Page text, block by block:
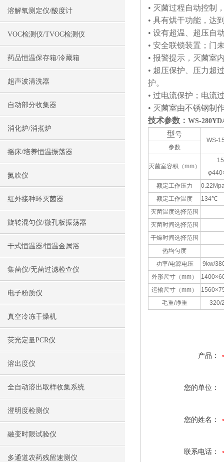
溶解氧测定仪/酸度计
VOC检测仪/TVOC检测仪
药品恒温保存箱/冷藏箱
超声波清洗器
自动部分收集器
消化炉/消煮炉
摇床/培养恒温振荡器
氮吹仪
红外接种环灭菌器
旋转混匀仪/微孔板振荡器
干式恒温器/恒温金属浴
集菌仪/无菌过滤检查仪
电子粉质仪
真空冷冻干燥机
荧光定量PCR仪
溶出度仪
全自动溶出取样收集系统
澄明度检测仪
融变时限试验仪
多通道农药残留速测仪
• 灭菌过程自动控制
• 具有烘干功能，达
• 设有超温、超压自
• 安全联锁装置；门
• 报警提示，灭菌室
• 超压保护、压力超
护。
• 过电流保护；电流
• 灭菌室由不锈钢制
技术参数： WS-
型号
WS-
参数
灭菌室容积（mm）
额定工作压力
额定工作温度
134℃
灭菌温度选择范围
灭菌时间选择范围
干燥时间选择范围
热均匀度
功率/电源电压
9kw/
外形尺寸（mm）
运输尺寸（mm）
毛重/净重
320/
产品：
您的单位：
您的姓名：
联系电话：